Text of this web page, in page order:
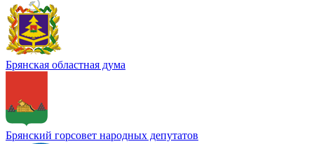
Брянская областная дума
Брянский горсовет народных депутатов